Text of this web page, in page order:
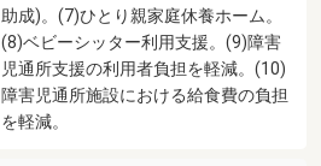
助成)。(7)ひとり親家庭休養ホーム。
(8)ベビーシッター利用支援。(9)障害
児通所支援の利用者負担を軽減。(10)
障害児通所施設における給食費の負担
を軽減。